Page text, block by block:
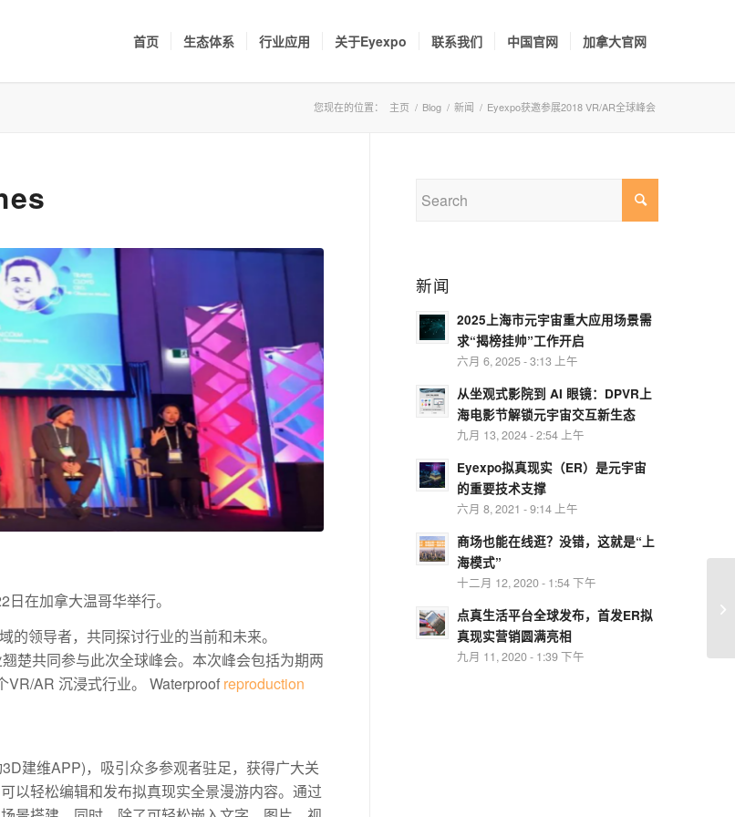
首页 生态体系 行业应用 关于Eyexpo 联系我们 中国官网 加拿大官网
您现在的位置： 主页 / Blog / 新闻 / Eyexpo获邀参展2018 VR/AR全球峰会
在加拿大温哥华举行。
领导者，共同探讨行业的当前和未来。
楚共同参与此次全球峰会。本次峰会包括为期两
AR 沉浸式行业。
Waterproof reproduction
建维APP)，吸引众多参观者驻足，获得广大关
以轻松编辑和发布拟真现实全景漫游内容。通过
新闻
2025上海市元宇宙重大应用场景需
求“揭榜挂帅”工作开启
六月 6, 2025 - 3:13 上午
从坐观式影院到 AI 眼镜：DPVR上
海电影节解锁元宇宙交互新生态
九月 13, 2024 - 2:54 上午
Eyexpo拟真现实（ER）是元宇宙
的重要技术支撑
六月 8, 2021 - 9:14 上午
商场也能在线逛？没错，这就是“上
海模式”
十二月 12, 2020 - 1:54 下午
点真生活平台全球发布，首发ER拟
真现实营销圆满亮相
九月 11, 2020 - 1:39 下午